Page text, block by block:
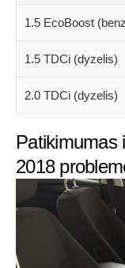
1.5 EcoBoost
1.5 TDCi (dyzelis)
2.0 TDCi (dyzelis)
Patikimumas
2018